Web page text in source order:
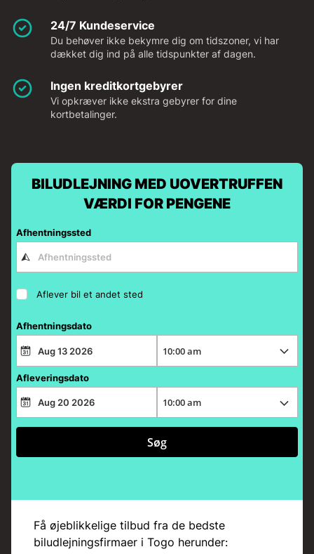
24/7 Kundeservice
Du behøver ikke bekymre dig om tidszoner, vi har
dækket dig ind på alle tidspunkter af dagen.
Ingen kreditkortgebyrer
Vi opkræver ikke ekstra gebyrer for dine
kortbetalinger.
BILUDLEJNING MED UOVERTRUFFEN
VÆRDI FOR PENGENE
Afhentningssted
Aflever bil et andet sted
Afhentningsdato
Afleveringsdato
Søg
Få øjeblikkelige tilbud fra de bedste
biludlejningsfirmaer i Togo herunder: